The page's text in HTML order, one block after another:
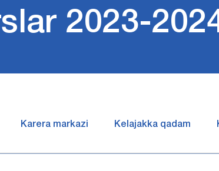
2023-
Karera markazi Kelajakka qadam